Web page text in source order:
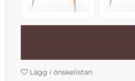
Lägg i önskelistan